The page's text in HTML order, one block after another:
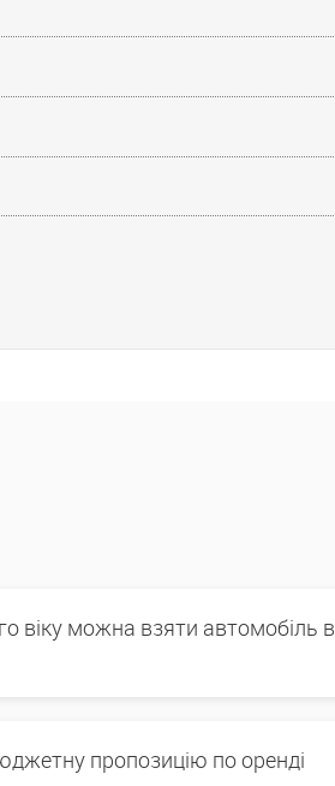
віку можна взяти автомобіль в
пропозицію по оренді